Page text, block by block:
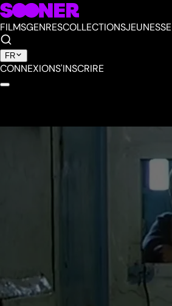
FILMSGENRESCOLLECTIONSJEUNESSE
FR
CONNEXIONS'INSCRIRE